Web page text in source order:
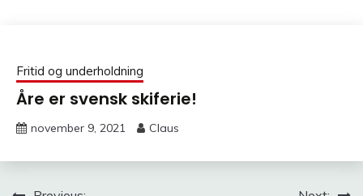
Fritid og underholdning
Åre er svensk skiferie!
november 9, 2021 Claus